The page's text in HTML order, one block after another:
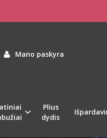
Mano paskyra
Plius
dydis